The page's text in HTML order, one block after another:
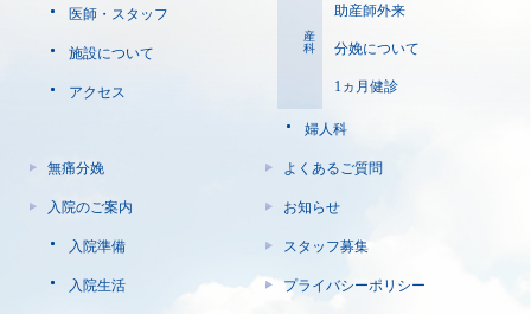
医師・スタッフ
施設について
アクセス
産科
助産師外来
分娩について
1ヵ月健診
婦人科
無痛分娩
入院のご案内
入院準備
入院生活
よくあるご質問
お知らせ
スタッフ募集
プライバシーポリシー